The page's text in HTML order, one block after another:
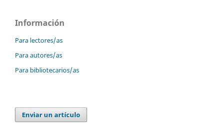
Información
Para lectores/as
Para autores/as
Para bibliotecarios/as
Enviar un artículo